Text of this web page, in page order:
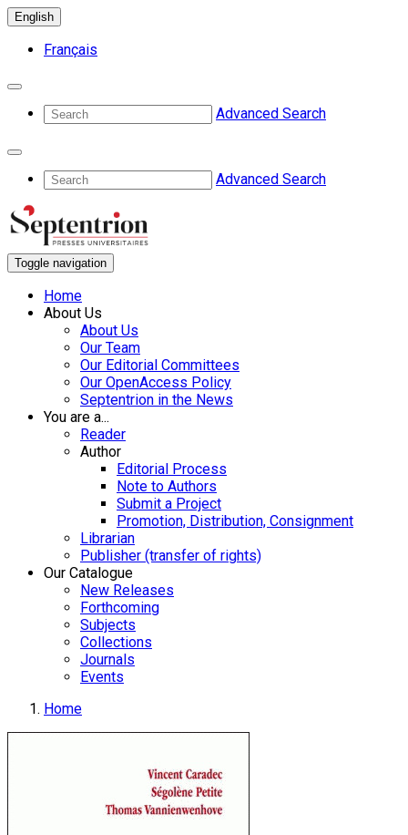
English
Français
Advanced Search
Advanced Search
Toggle navigation
Home
About Us
About Us
Our Team
Our Editorial Committees
Our OpenAccess Policy
Septentrion in the News
You are a...
Reader
Author
Editorial Process
Note to Authors
Submit a Project
Promotion, Distribution, Consignment
Librarian
Publisher (transfer of rights)
Our Catalogue
New Releases
Forthcoming
Subjects
Collections
Journals
Events
Home